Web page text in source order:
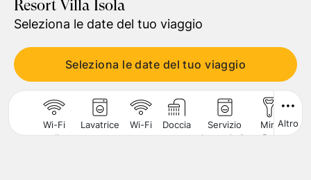
Viaggiatori
CERCA
Resort Villa Isola
Seleziona le date del tuo viaggio
Seleziona le date del tuo viaggio
Wi-Fi
nelle
Lavatrice Wi-Fi Doccia
Servizio
Lavanderia
Mini
Bar
Altro